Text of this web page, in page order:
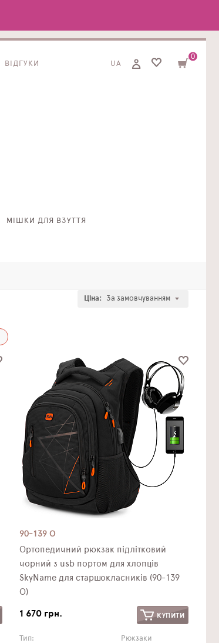
ВІДГУКИ UA
0
МІШКИ ДЛЯ ВЗУТТЯ
Ціна: За замовчуванням
90-139 О
Ортопедичний рюкзак підлітковий
чорний з usb портом для хлопців
SkyName для старшокласників (90-139
О)
1 670 грн. КУПИТИ
Тип:
Рюкзаки